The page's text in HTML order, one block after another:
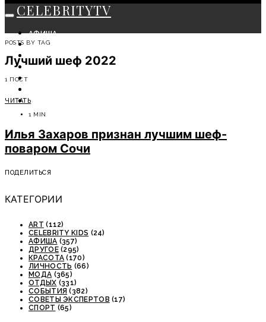
CELEBRITYTV
АФИША
СОБЫТИЯ
КРАСОТА
МОДА
СОВЕТЫ ЭКСПЕРТОВ
POSTS BY TAG
Лучший шеф 2022
1 ПОСТ
ЧИТАТЬ
1 MIN
Илья Захаров признан лучшим шеф-
поваром Сочи
ПОДЕЛИТЬСЯ
КАТЕГОРИИ
ART (112)
CELEBRITY KIDS (24)
АФИША (357)
ДРУГОЕ(295)
КРАСОТА (170)
ЛИЧНОСТЬ (66)
МОДА (365)
ОТДЫХ (331)
СОБЫТИЯ (382)
СОВЕТЫ ЭКСПЕРТОВ (17)
СПОРТ (65)